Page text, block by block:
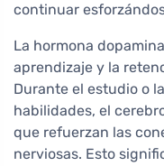
continuar
La hormona
aprendizaje y la
Durante el estudio o
habilidades, el
que refuerzan las
nerviosas. Esto